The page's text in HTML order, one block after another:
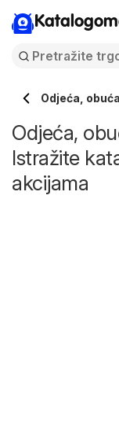
Odjeća,
Odjeća,
Istražite
akcijama